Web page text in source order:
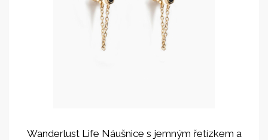
Wanderlust Life Náušnice s jemným řetízkem a